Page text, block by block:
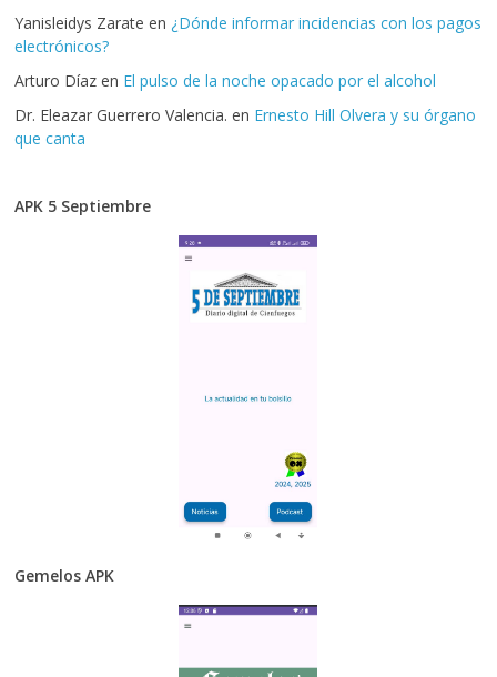
Yanisleidys Zarate en ¿Dónde informar incidencias con los pagos
electrónicos?
Arturo Díaz en El pulso de la noche opacado por el alcohol
Dr. Eleazar Guerrero Valencia. en Ernesto Hill Olvera y su órgano
que canta
APK 5 Septiembre
Gemelos APK